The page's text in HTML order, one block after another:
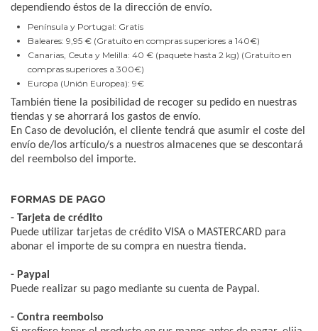
dependiendo éstos de la dirección de envío.
Península y Portugal: Gratis
Baleares: 9,95 € (Gratuíto en compras superiores a 140€)
Canarias, Ceuta y Melilla: 40 € (paquete hasta 2 kg) (Gratuíto en
compras superiores a 300€)
Europa (Unión Europea): 9€
También tiene la posibilidad de recoger su pedido en nuestras
tiendas y se ahorrará los gastos de envío.
En Caso de devolución, el cliente tendrá que asumir el coste del
envío de/los artículo/s a nuestros almacenes que se descontará
del reembolso del importe.
FORMAS DE PAGO
- Tarjeta de crédito
Puede utilizar tarjetas de crédito VISA o MASTERCARD para
abonar el importe de su compra en nuestra tienda.
- Paypal
Puede realizar su pago mediante su cuenta de Paypal.
- Contra reembolso